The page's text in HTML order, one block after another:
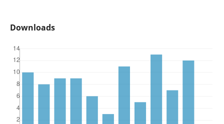
Downloads